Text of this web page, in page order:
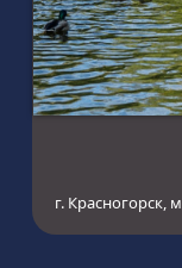
г. Красногорск,